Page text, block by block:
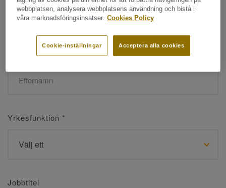
Efternamn*
Yrkesfunktion *
Jobbtitel
webbplatsen, analysera webbplatsens användning och bistå i
våra marknadsföringsinsatser. Cookies Policy
Acceptera alla cookies
Cookie-inställningar